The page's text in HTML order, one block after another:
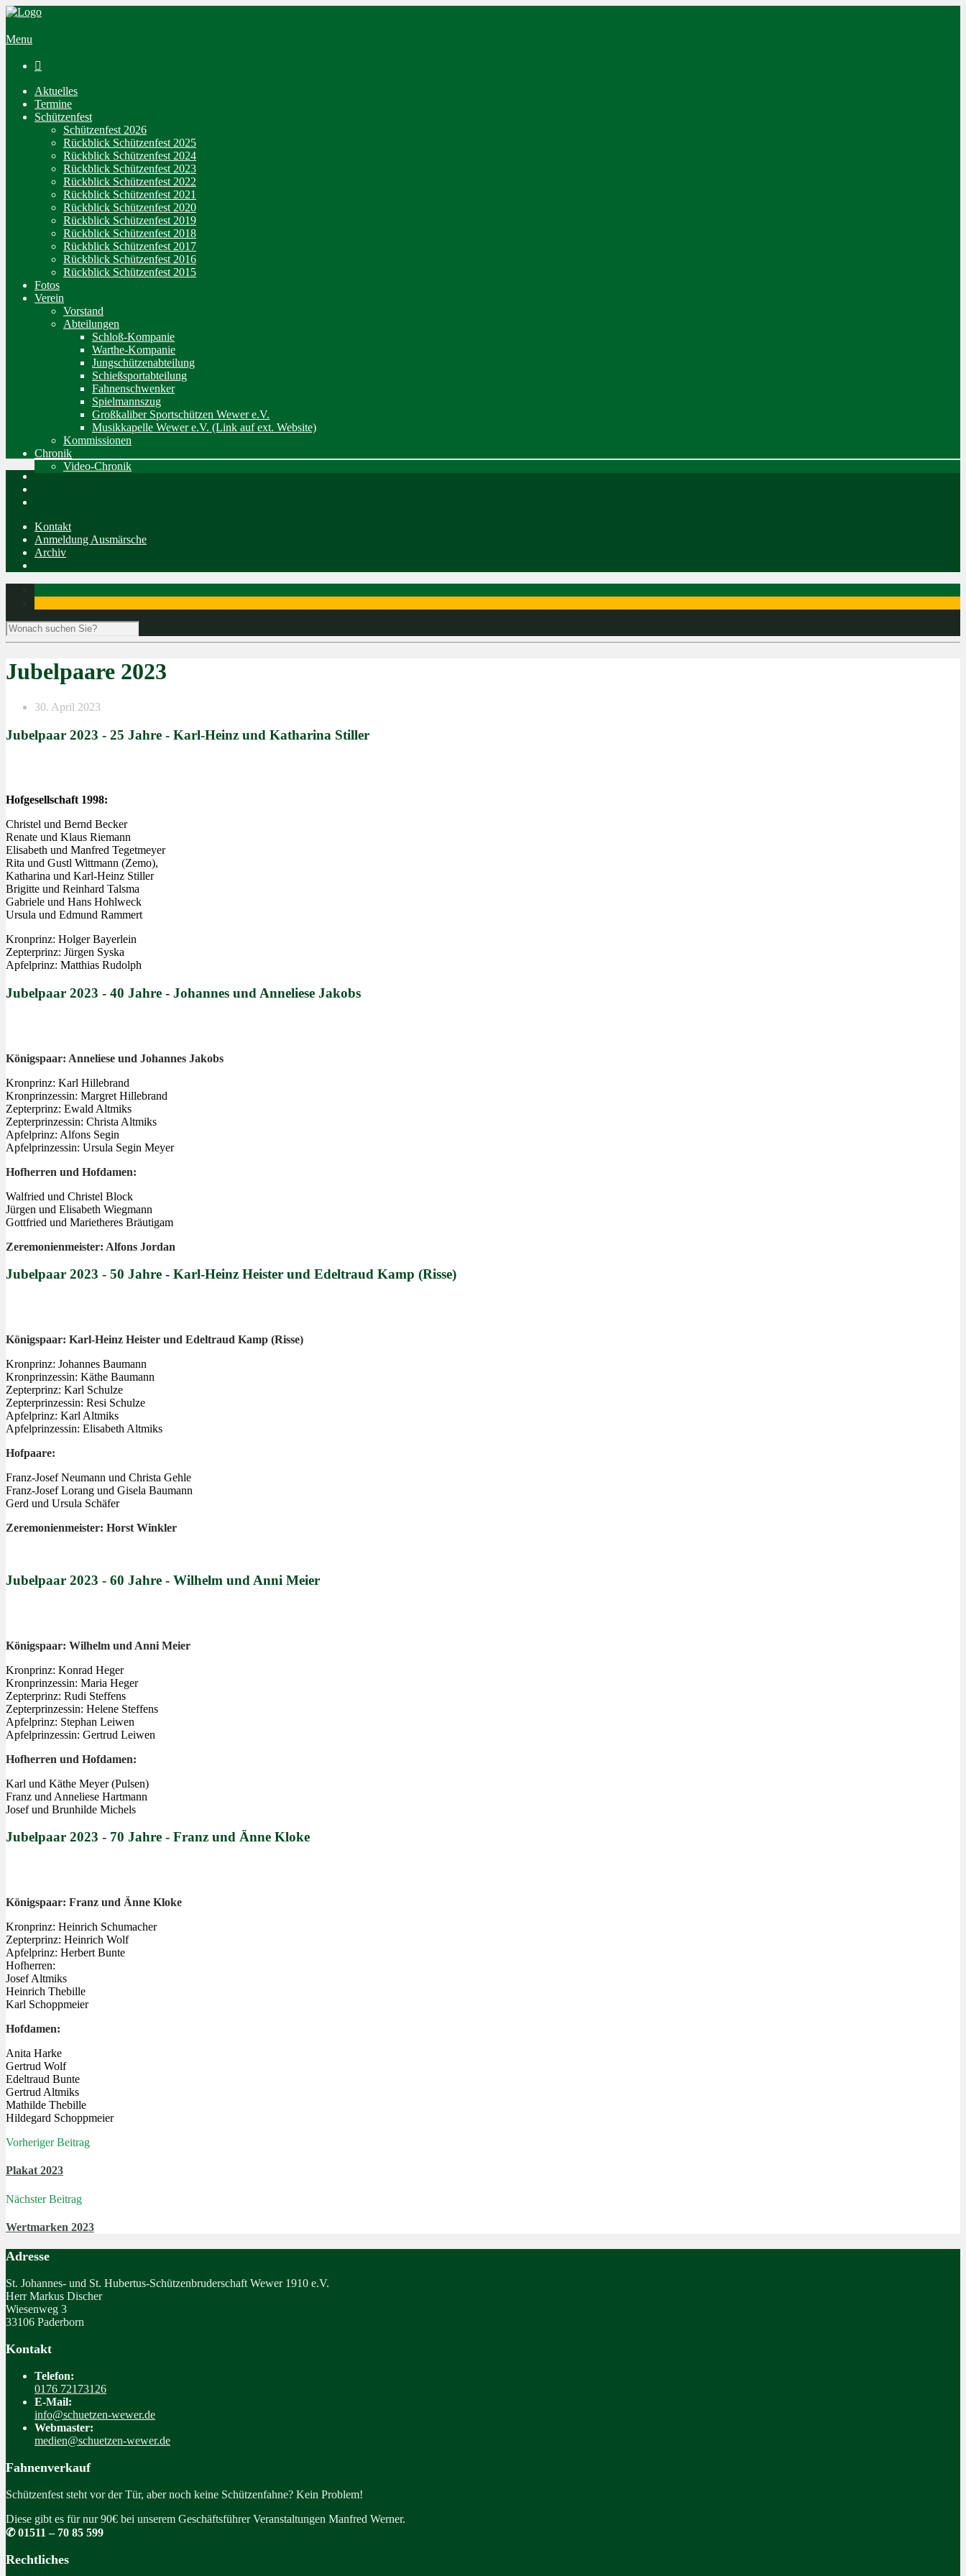
Menu

Aktuelles
Termine
Schützenfest
Schützenfest 2026
Rückblick Schützenfest 2025
Rückblick Schützenfest 2024
Rückblick Schützenfest 2023
Rückblick Schützenfest 2022
Rückblick Schützenfest 2021
Rückblick Schützenfest 2020
Rückblick Schützenfest 2019
Rückblick Schützenfest 2018
Rückblick Schützenfest 2017
Rückblick Schützenfest 2016
Rückblick Schützenfest 2015
Fotos
Verein
Vorstand
Abteilungen
Schloß-Kompanie
Warthe-Kompanie
Jungschützenabteilung
Schießsportabteilung
Fahnenschwenker
Spielmannszug
Großkaliber Sportschützen Wewer e.V.
Musikkapelle Wewer e.V. (Link auf ext. Website)
Kommissionen
Chronik
Video-Chronik
Kontakt
Anmeldung Ausmärsche
Archiv
Jubelpaare 2023
30. April 2023
Jubelpaar 2023 - 25 Jahre - Karl-Heinz und Katharina Stiller
Hofgesellschaft 1998:
Christel und Bernd Becker
Renate und Klaus Riemann
Elisabeth und Manfred Tegetmeyer
Rita und Gustl Wittmann (Zemo),
Katharina und Karl-Heinz Stiller
Brigitte und Reinhard Talsma
Gabriele und Hans Hohlweck
Ursula und Edmund Rammert
Kronprinz: Holger Bayerlein
Zepterprinz: Jürgen Syska
Apfelprinz: Matthias Rudolph
Jubelpaar 2023 - 40 Jahre - Johannes und Anneliese Jakobs
Königspaar: Anneliese und Johannes Jakobs
Kronprinz: Karl Hillebrand
Kronprinzessin: Margret Hillebrand
Zepterprinz: Ewald Altmiks
Zepterprinzessin: Christa Altmiks
Apfelprinz: Alfons Segin
Apfelprinzessin: Ursula Segin Meyer
Hofherren und Hofdamen:
Walfried und Christel Block
Jürgen und Elisabeth Wiegmann
Gottfried und Marietheres Bräutigam
Zeremonienmeister: Alfons Jordan
Jubelpaar 2023 - 50 Jahre - Karl-Heinz Heister und Edeltraud Kamp (Risse)
Königspaar: Karl-Heinz Heister und Edeltraud Kamp (Risse)
Kronprinz: Johannes Baumann
Kronprinzessin: Käthe Baumann
Zepterprinz: Karl Schulze
Zepterprinzessin: Resi Schulze
Apfelprinz: Karl Altmiks
Apfelprinzessin: Elisabeth Altmiks
Hofpaare:
Franz-Josef Neumann und Christa Gehle
Franz-Josef Lorang und Gisela Baumann
Gerd und Ursula Schäfer
Zeremonienmeister: Horst Winkler
Jubelpaar 2023 - 60 Jahre - Wilhelm und Anni Meier
Königspaar: Wilhelm und Anni Meier
Kronprinz: Konrad Heger
Kronprinzessin: Maria Heger
Zepterprinz: Rudi Steffens
Zepterprinzessin: Helene Steffens
Apfelprinz: Stephan Leiwen
Apfelprinzessin: Gertrud Leiwen
Hofherren und Hofdamen:
Karl und Käthe Meyer (Pulsen)
Franz und Anneliese Hartmann
Josef und Brunhilde Michels
Jubelpaar 2023 - 70 Jahre - Franz und Änne Kloke
Königspaar: Franz und Änne Kloke
Kronprinz: Heinrich Schumacher
Zepterprinz: Heinrich Wolf
Apfelprinz: Herbert Bunte
Hofherren:
Josef Altmiks
Heinrich Thebille
Karl Schoppmeier
Hofdamen:
Anita Harke
Gertrud Wolf
Edeltraud Bunte
Gertrud Altmiks
Mathilde Thebille
Hildegard Schoppmeier
Vorheriger Beitrag
Plakat 2023
Nächster Beitrag
Wertmarken 2023
Adresse
St. Johannes- und St. Hubertus-Schützenbruderschaft Wewer 1910 e.V.
Herr Markus Discher
Wiesenweg 3
33106 Paderborn
Kontakt
Telefon:
0176 72173126
E-Mail:
info@schuetzen-wewer.de
Webmaster:
medien@schuetzen-wewer.de
Fahnenverkauf
Schützenfest steht vor der Tür, aber noch keine Schützenfahne? Kein Problem!
Diese gibt es für nur 90€ bei unserem Geschäftsführer Veranstaltungen Manfred Werner.
✆ 01511 – 70 85 599
Rechtliches